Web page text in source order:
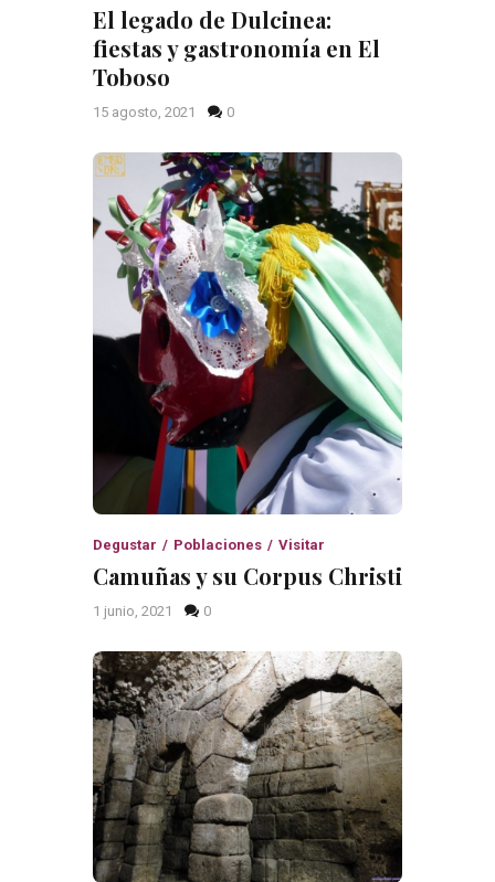
El legado de Dulcinea:
fiestas y gastronomía en El
Toboso
15 agosto, 2021 0
Degustar Poblaciones Visitar
Camuñas y su Corpus Christi
1 junio, 2021 0